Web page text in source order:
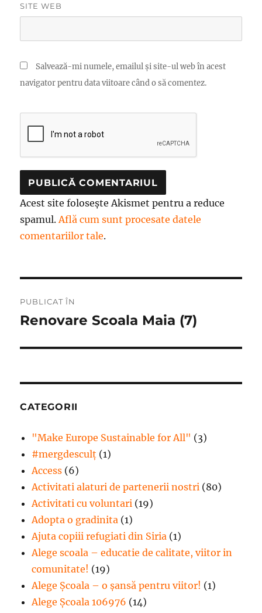
SITE WEB
Salvează-mi numele, emailul și site-ul web în acest
navigator pentru data viitoare când o să comentez.
Acest site folosește Akismet pentru a reduce
spamul.Află cum sunt procesate datele
comentariilor tale.
în
PUBLICAT ÎN
Renovare Scoala Maia (7)
CATEGORII
"Make Europe Sustainable for All" (3)
#mergdesculţ (1)
Access (6)
Activitati alaturi de partenerii nostri (80)
Activitati cu voluntari (19)
Adopta o gradinita (1)
Ajuta copiii refugiati din Siria (1)
Alege scoala – educatie de calitate, viitor in
comunitate! (19)
Alege Şcoala – o şansă pentru viitor! (1)
Alege Școala 106976 (14)